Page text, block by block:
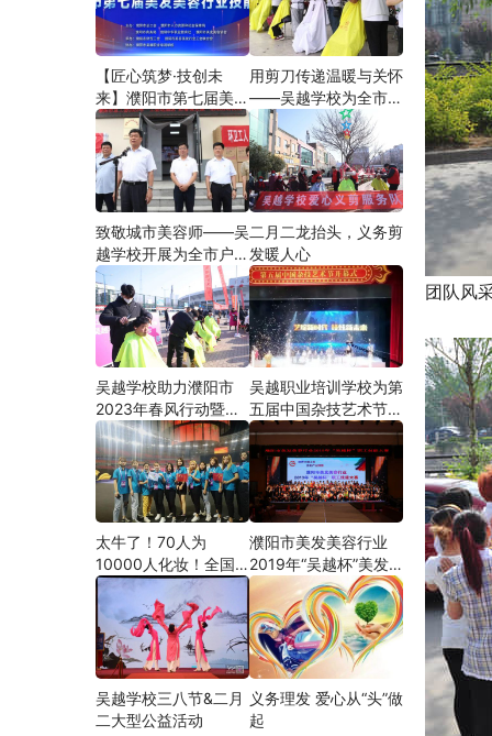
团队风
【匠心筑梦·技创未
来】濮阳市第七届美发
美容行业技能大赛在市
工人文化宫隆重举行
用剪刀传递温暖与关怀
——吴越学校为全市户
外劳动者爱心义剪
致敬城市美容师——吴
越学校开展为全市户外
劳动者爱心义剪活动
二月二龙抬头，义务剪
发暖人心
吴越学校助力濮阳市
2023年春风行动暨就
业援助月”首场新春招
聘会活动
吴越职业培训学校为第
五届中国杂技艺术节加
油添彩
太牛了！70人为
10000人化妆！全国
关注的盛事你知道吗？
濮阳市美发美容行业
2019年“吴越杯”美发
美容大赛圆满闭幕
吴越学校三八节&二月
二大型公益活动
义务理发 爱心从“头”做
起